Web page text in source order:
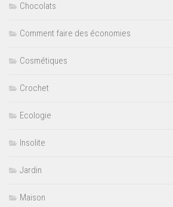
Chocolats
Comment faire des économies
Cosmétiques
Crochet
Ecologie
Insolite
Jardin
Maison